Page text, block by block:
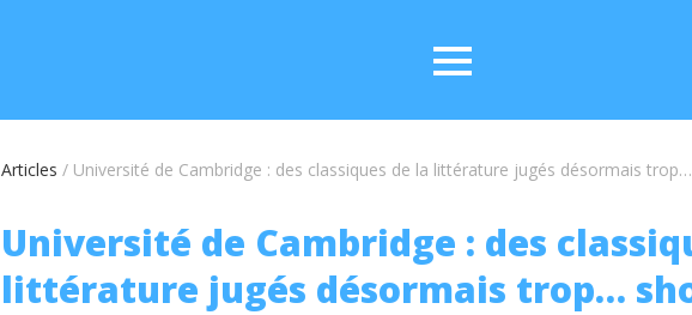
Articles / Université de Cambridge : des classiques de la littérature jugés désormais
Université de Cambridge : des
littérature jugés désormais trop…